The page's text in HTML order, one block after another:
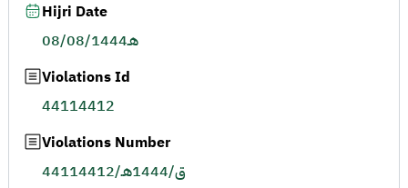
Hijri Date
08/08/1444هـ
Violations Id
44114412
Violations Number
44114412/ق/1444هـ